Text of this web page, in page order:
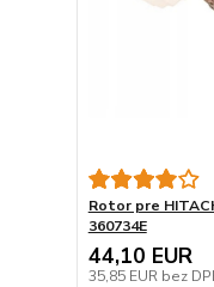
Rotor pre
360734E
44,10 EUR
35,85 EUR bez